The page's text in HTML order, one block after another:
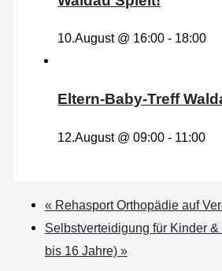
10.August @ 16:00 - 18:00
Eltern-Baby-Treff
12.August @ 09:00 - 11:00
« Rehasport Orthopädie auf
Selbstverteidigung für Kinder
bis 16 Jahre) »